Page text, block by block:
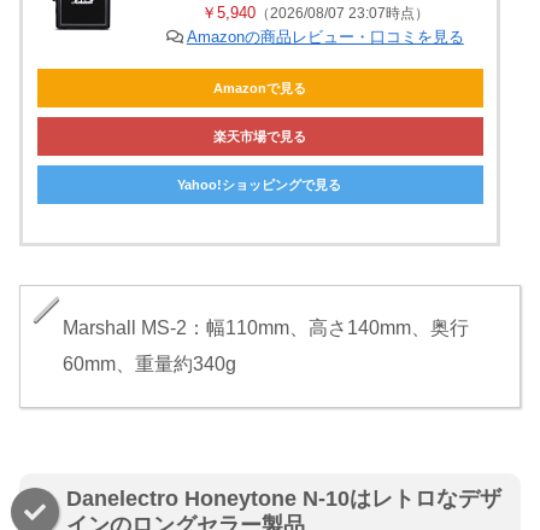
￥5,940（2026/08/07 23:07時点）
Amazonの商品レビュー・口コミを見る
Amazonで見る
楽天市場で見る
Yahoo!ショッピングで見る
Marshall MS-2：幅110mm、高さ140mm、奥行
60mm、重量約340g
Danelectro Honeytone N-10はレトロなデザ